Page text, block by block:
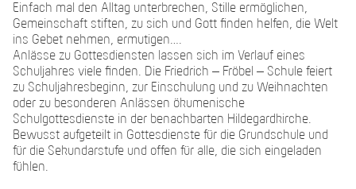
Einfach mal den Alltag unterbrechen, Stille ermöglichen,
Gemeinschaft stiften, zu sich und Gott finden helfen, die Welt
ins Gebet nehmen, ermutigen….
Anlässe zu Gottesdiensten lassen sich im Verlauf eines
Schuljahres viele finden. Die Friedrich – Fröbel – Schule feiert
zu Schuljahresbeginn, zur Einschulung und zu Weihnachten
oder zu besonderen Anlässen ökumenische
Schulgottesdienste in der benachbarten Hildegardkirche.
Bewusst aufgeteilt in Gottesdienste für die Grundschule und
für die Sekundarstufe und offen für alle, die sich eingeladen
fühlen.